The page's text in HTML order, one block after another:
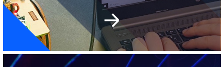
Immagine